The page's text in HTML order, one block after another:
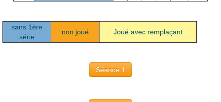
sans 1ère
série
non joué Joué avec remplaçant
Séance 1